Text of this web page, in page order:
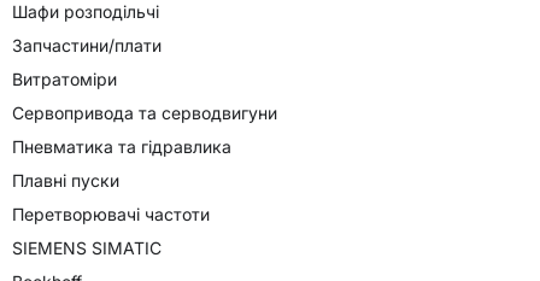
Шафи розподільчі
Запчастини/плати
Витратоміри
Сервопривода та серводвигуни
Пневматика та гідравлика
Плавні пуски
Перетворювачі частоти
SIEMENS SIMATIC